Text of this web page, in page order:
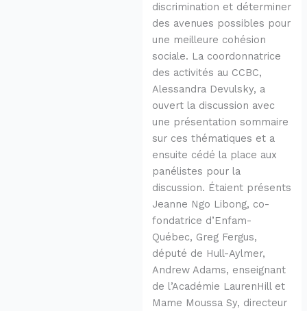
discrimination et déterminer
des avenues possibles pour
une meilleure cohésion
sociale. La coordonnatrice
des activités au CCBC,
Alessandra Devulsky, a
ouvert la discussion avec
une présentation sommaire
sur ces thématiques et a
ensuite cédé la place aux
panélistes pour la
discussion. Étaient présents
Jeanne Ngo Libong, co-
fondatrice d’Enfam-
Québec, Greg Fergus,
député de Hull-Aylmer,
Andrew Adams, enseignant
de l’Académie LaurenHill et
Mame Moussa Sy, directeur